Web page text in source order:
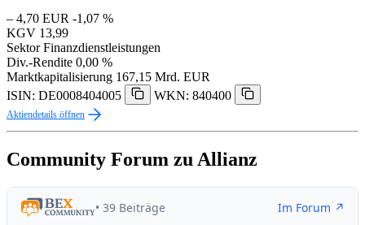
– 4,70 EUR -1,07 %
KGV 13,99
Sektor Finanzdienstleistungen
Div.-Rendite 0,00 %
Marktkapitalisierung 167,15 Mrd. EUR
ISIN: DE0008404005
WKN: 840400
Aktiendetails öffnen
Community Forum zu Allianz